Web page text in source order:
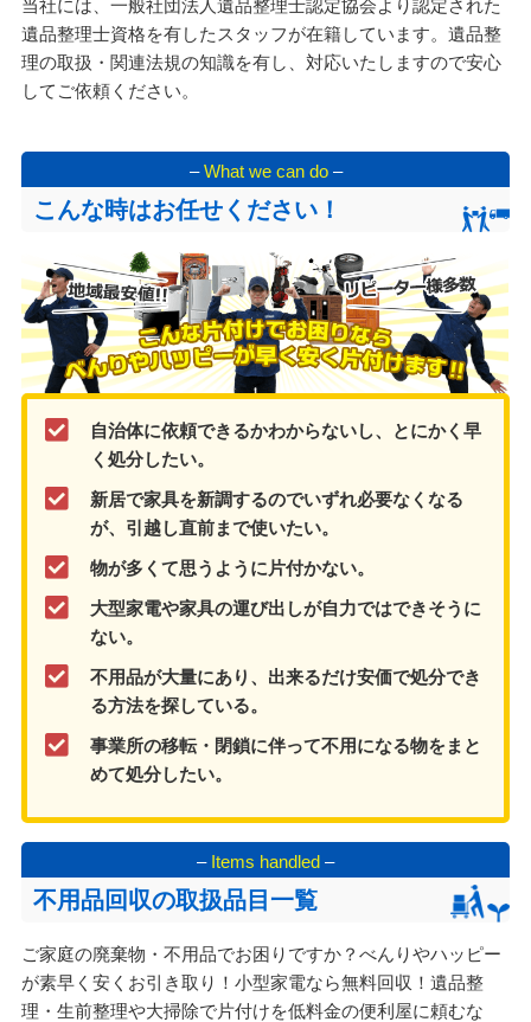
当社には、一般社団法人遺品整理士認定協会より認定された
遺品整理士資格を有したスタッフが在籍しています。遺品整
理の取扱・関連法規の知識を有し、対応いたしますので安心
してご依頼ください。
–What we can do–
こんな時はお任せください！
自治体に依頼できるかわからないし、とにかく早
く処分したい。
新居で家具を新調するのでいずれ必要なくなる
が、引越し直前まで使いたい。
物が多くて思うように片付かない。
大型家電や家具の運び出しが自力ではできそうに
ない。
不用品が大量にあり、出来るだけ安価で処分でき
る方法を探している。
事業所の移転・閉鎖に伴って不用になる物をまと
めて処分したい。
– Items handled –
不用品回収の取扱品目一覧
ご家庭の廃棄物・不用品でお困りですか？べんりやハッピー
が素早く安くお引き取り！小型家電なら無料回収！遺品整
理・生前整理や大掃除で片付けを低料金の便利屋に頼むな